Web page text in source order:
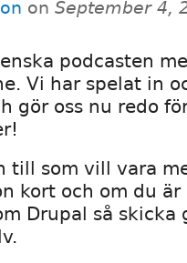
on September 4,
podcasten
Vi har spelat in
gör oss nu redo
till som vill vara
kort och om du
Drupal så skicka